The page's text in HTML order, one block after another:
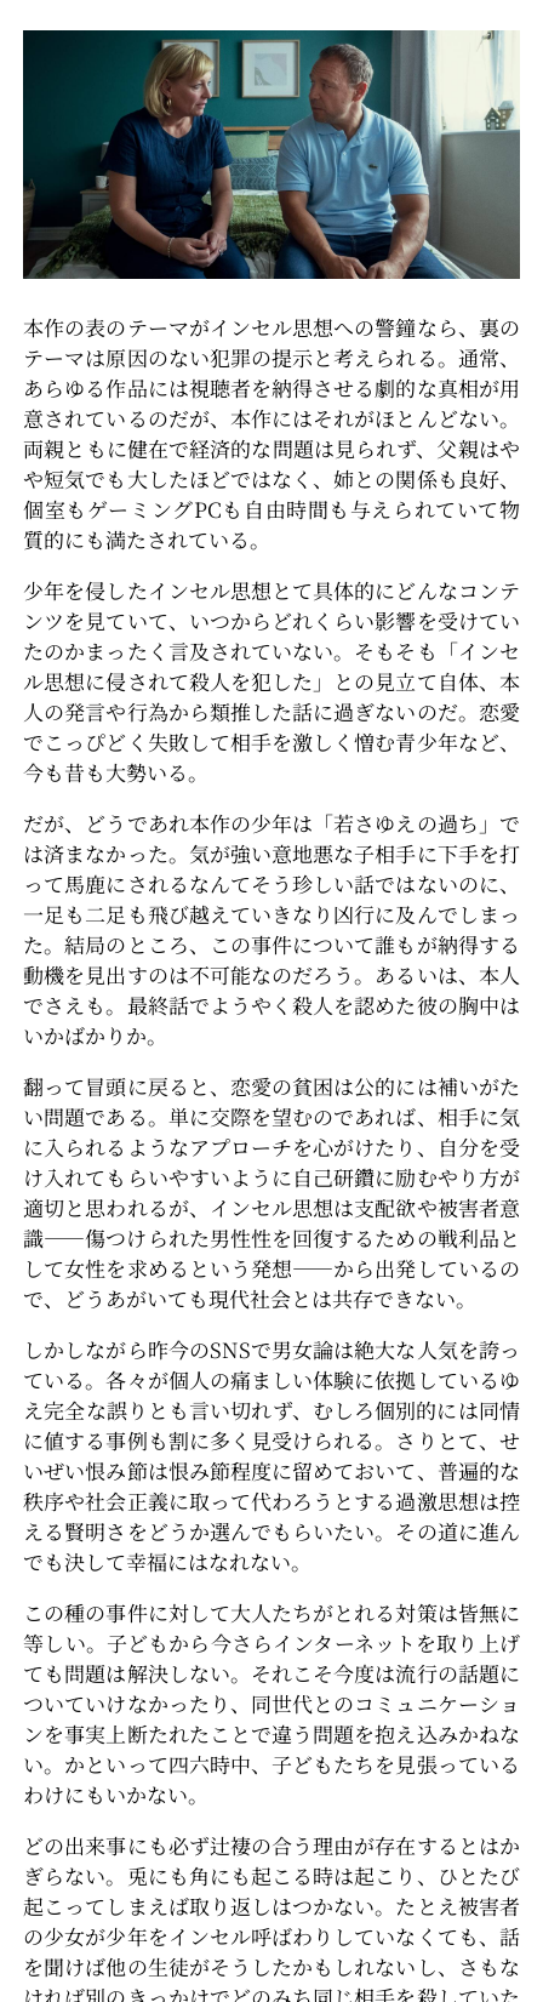
本作の表のテーマがインセル思想への警鐘なら、裏の
テーマは原因のない犯罪の提示と考えられる。通常、
あらゆる作品には視聴者を納得させる劇的な真相が用
意されているのだが、本作にはそれがほとんどない。
両親ともに健在で経済的な問題は見られず、父親はや
や短気でも大したほどではなく、姉との関係も良好、
個室もゲーミングPCも自由時間も与えられていて物
質的にも満たされている。
少年を侵したインセル思想とて具体的にどんなコンテ
ンツを見ていて、いつからどれくらい影響を受けてい
たのかまったく言及されていない。そもそも「インセ
ル思想に侵されて殺人を犯した」との見立て自体、本
人の発言や行為から類推した話に過ぎないのだ。恋愛
でこっぴどく失敗して相手を激しく憎む青少年など、
今も昔も大勢いる。
だが、どうであれ本作の少年は「若さゆえの過ち」で
は済まなかった。気が強い意地悪な子相手に下手を打
って馬鹿にされるなんてそう珍しい話ではないのに、
一足も二足も飛び越えていきなり凶行に及んでしまっ
た。結局のところ、この事件について誰もが納得する
動機を見出すのは不可能なのだろう。あるいは、本人
でさえも。最終話でようやく殺人を認めた彼の胸中は
いかばかりか。
翻って冒頭に戻ると、恋愛の貧困は公的には補いがた
い問題である。単に交際を望むのであれば、相手に気
に入られるようなアプローチを心がけたり、自分を受
け入れてもらいやすいように自己研鑽に励むやり方が
適切と思われるが、インセル思想は支配欲や被害者意
識――傷つけられた男性性を回復するための戦利品と
して女性を求めるという発想――から出発しているの
で、どうあがいても現代社会とは共存できない。
しかしながら昨今のSNSで男女論は絶大な人気を誇っ
ている。各々が個人の痛ましい体験に依拠しているゆ
え完全な誤りとも言い切れず、むしろ個別的には同情
に値する事例も割に多く見受けられる。さりとて、せ
いぜい恨み節は恨み節程度に留めておいて、普遍的な
秩序や社会正義に取って代わろうとする過激思想は控
える賢明さをどうか選んでもらいたい。その道に進ん
でも決して幸福にはなれない。
この種の事件に対して大人たちがとれる対策は皆無に
等しい。子どもから今さらインターネットを取り上げ
ても問題は解決しない。それこそ今度は流行の話題に
ついていけなかったり、同世代とのコミュニケーショ
ンを事実上断たれたことで違う問題を抱え込みかねな
い。かといって四六時中、子どもたちを見張っている
わけにもいかない。
どの出来事にも必ず辻褄の合う理由が存在するとはか
ぎらない。兎にも角にも起こる時は起こり、ひとたび
起こってしまえば取り返しはつかない。たとえ被害者
の少女が少年をインセル呼ばわりしていなくても、話
を聞けば他の生徒がそうしたかもしれないし、さもな